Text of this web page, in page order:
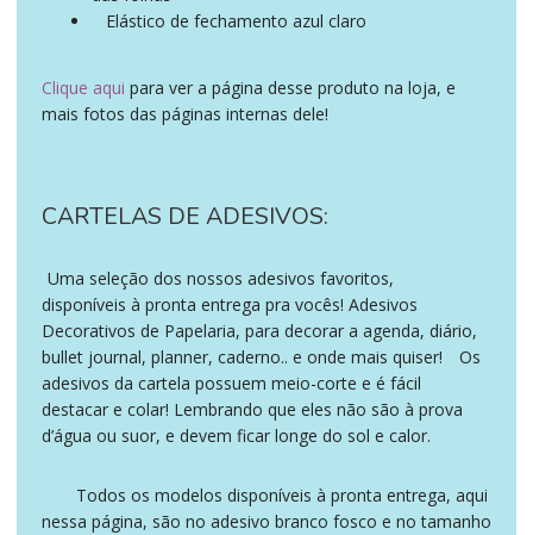
Elástico de fechamento azul claro
Clique aqui para ver a página desse produto na loja, e
mais fotos das páginas internas dele!
CARTELAS DE ADESIVOS:
Uma seleção dos nossos adesivos favoritos,
disponíveis à pronta entrega pra vocês! Adesivos
Decorativos de Papelaria, para decorar a agenda, diário,
bullet journal, planner, caderno.. e onde mais quiser!
Os
adesivos da cartela possuem meio-corte e é fácil
destacar e colar! Lembrando que eles não são à prova
d’água ou suor, e devem ficar longe do sol e calor.
Todos os modelos disponíveis à pronta entrega, aqui
nessa página, são no adesivo branco fosco e no tamanho